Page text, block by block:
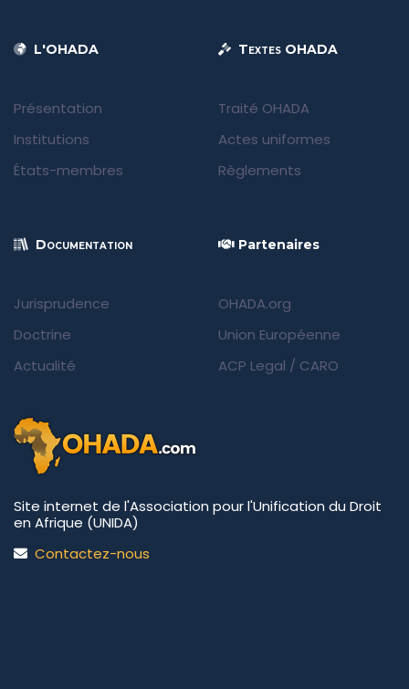
L'OHADA
Présentation
Institutions
États-membres
Textes OHADA
Traité OHADA
Actes uniformes
Règlements
Documentation
Jurisprudence
Doctrine
Actualité
Partenaires
OHADA.org
Union Européenne
ACP Legal / CARO
Site internet de l'Association pour l'Unification du Droit
en Afrique (UNIDA)
Contactez-nous